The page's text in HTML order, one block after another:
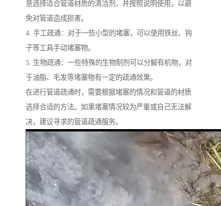
意选择适合管道材质的清洁剂，并按照说明使用，以避
免对管道造成损害。
4. 手工疏通：对于一些小型的堵塞，可以使用铁丝、钩
子等工具手动堵塞物。
5. 生物疏通：一些特殊的生物制剂可以分解有机物，对
于油脂、毛发等堵塞物有一定的疏通效果。
在进行管道疏通时，需要根据堵塞的情况和管道的材质
选择合适的方法。如果堵塞情况较为严重或自己无法解
决，建议寻求的管道疏通服务。